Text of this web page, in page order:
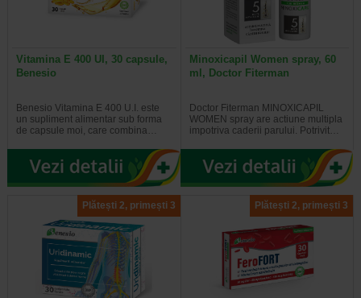
Vitamina E 400 UI, 30 capsule,
Benesio
Benesio Vitamina E 400 U.I. este
un supliment alimentar sub forma
de capsule moi, care combina…
Minoxicapil Women spray, 60
ml, Doctor Fiterman
Doctor Fiterman MINOXICAPIL
WOMEN spray are actiune multipla
impotriva caderii parului. Potrivit…
Plătești 2, primești 3 Plătești 2, primești 3